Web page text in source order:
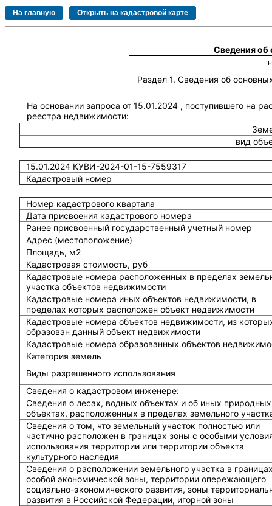
Сведения
Раздел 1. Сведения об
На основании запроса от 15.01.2024 , поступившего на
реестра недвижимости:
вид
15.01.2024 КУВИ-2024-01-15-7559317
Кадастровый номер
Номер кадастрового квартала
Дата присвоения кадастрового номера
Ранее присвоенный государственный учетный номер
Адрес (местоположение)
Площадь, м2
Кадастровая стоимость, руб
Кадастровые номера расположенных в пределах
участка объектов недвижимости
Кадастровые номера иных объектов недвижимости, в
пределах которых расположен объект недвижимости
Кадастровые номера объектов недвижимости, из
образован данный объект недвижимости
Кадастровые номера образованных объектов
Категория земель
Виды разрешенного использования
Сведения о кадастровом инженере:
Cведения о лесах, водных объектах и об иных природных
объектах, расположенных в пределах земельного
Сведения о том, что земельный участок полностью или
частично расположен в границах зоны с особыми
использования территории или территории объекта
культурного наследия
Сведения о расположении земельного участка в
особой экономической зоны, территории опережающего
социально-экономического развития, зоны
развития в Российской Федерации, игорной зоны